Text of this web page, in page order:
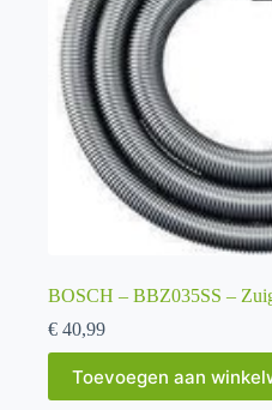
BOSCH – BBZ035SS –
€ 40,99
Toevoegen aan